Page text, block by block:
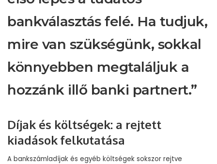
bankválasztás felé. Ha tudjuk,
mire van szükségünk, sokkal
könnyebben megtaláljuk a
hozzánk illő banki partnert.”
Díjak és költségek: a rejtett
kiadások felkutatása
A bankszámladíjak és egyéb költségek sokszor rejtve